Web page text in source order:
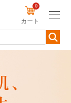
0
カート
グイン